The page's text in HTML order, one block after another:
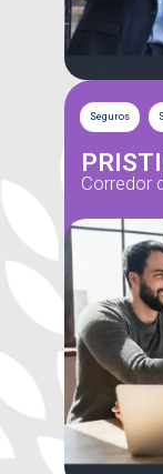
Seguros
Corredor